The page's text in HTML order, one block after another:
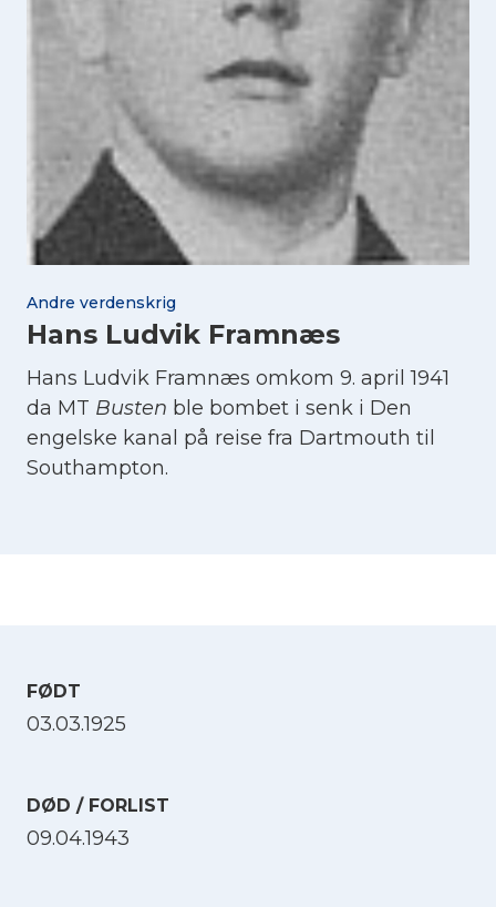
Andre verdenskrig
Hans Ludvik Framnæs
Hans Ludvik Framnæs omkom 9. april 1941
da MT Busten ble bombet i senk i Den
engelske kanal på reise fra Dartmouth til
Southampton.
FØDT
03.03.1925
DØD / FORLIST
09.04.1943